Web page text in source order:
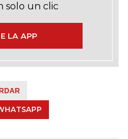
solo un clic
LA APP